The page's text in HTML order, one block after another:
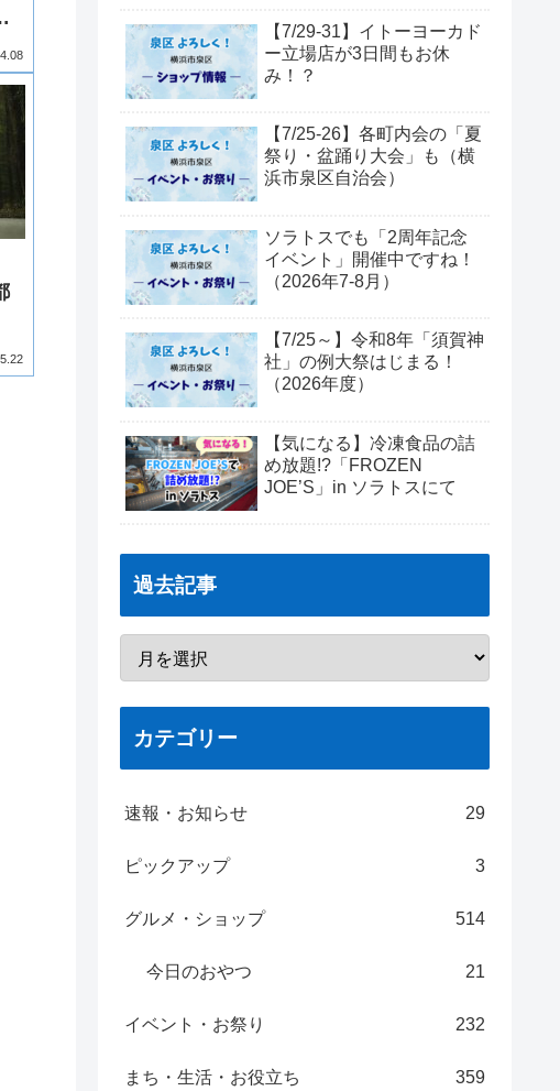
【7/29-31】イトーヨーカド
ー立場店が3日間もお休
み！？
【7/25-26】各町内会の「夏
祭り・盆踊り大会」も（横
浜市泉区自治会）
ソラトスでも「2周年記念
イベント」開催中ですね！
（2026年7-8月）
【7/25～】令和8年「須賀神
社」の例大祭はじまる！
（2026年度）
【気になる】冷凍食品の詰
め放題!?「FROZEN
JOE’S」in ソラトスにて
過去記事
カテゴリー
速報・お知らせ 29
ピックアップ 3
グルメ・ショップ 514
今日のおやつ 21
イベント・お祭り 232
まち・生活・お役立ち 359